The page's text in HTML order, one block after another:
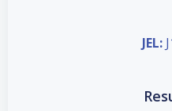
JEL: